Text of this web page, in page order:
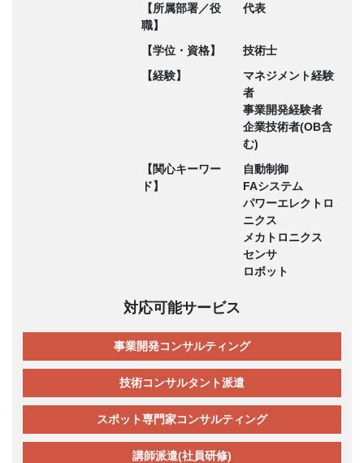
【所属部署／役
職】
代表
【学位・資格】
技術士
【経験】
マネジメント経験
者
事業開発経験者
企業技術者(OB含
む)
【関心キーワー
ド】
自動制御
FAシステム
パワーエレクトロ
ニクス
メカトロニクス
センサ
ロボット
対応可能サービス
事業開発コンサルティング
技術コンサルタント派遣
スポット専門家コンサルティング
講師派遣(社員研修)